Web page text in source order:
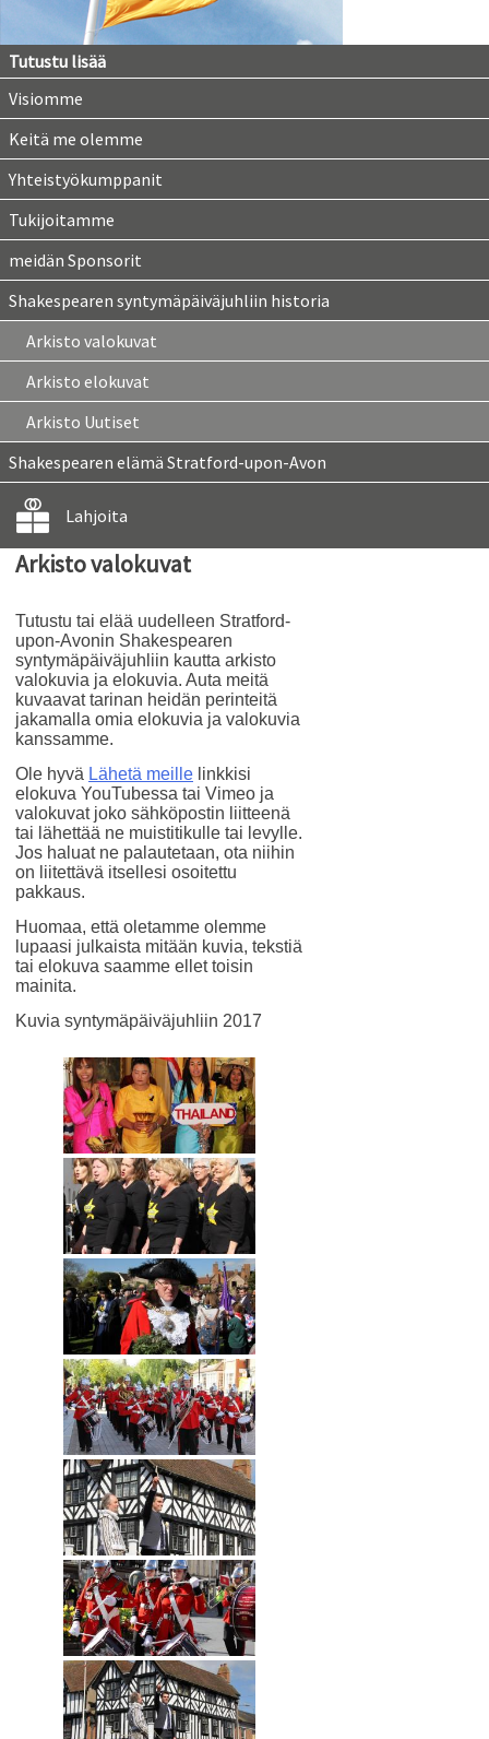
Tutustu lisää
Visiomme
Keitä me olemme
Yhteistyökumppanit
Tukijoitamme
meidän Sponsorit
Shakespearen syntymäpäiväjuhliin historia
Arkisto valokuvat
Arkisto elokuvat
Arkisto Uutiset
Shakespearen elämä Stratford-upon-Avon
Lahjoita
Arkisto valokuvat
Tutustu tai elää uudelleen Stratford-
upon-Avonin Shakespearen
syntymäpäiväjuhliin kautta arkisto
valokuvia ja elokuvia. Auta meitä
kuvaavat tarinan heidän perinteitä
jakamalla omia elokuvia ja valokuvia
kanssamme.
Ole hyvä Lähetä meille linkkisi
elokuva YouTubessa tai Vimeo ja
valokuvat joko sähköpostin liitteenä
tai lähettää ne muistitikulle tai levylle.
Jos haluat ne palautetaan, ota niihin
on liitettävä itsellesi osoitettu
pakkaus.
Huomaa, että oletamme olemme
lupaasi julkaista mitään kuvia, tekstiä
tai elokuva saamme ellet toisin
mainita.
Kuvia syntymäpäiväjuhliin 2017